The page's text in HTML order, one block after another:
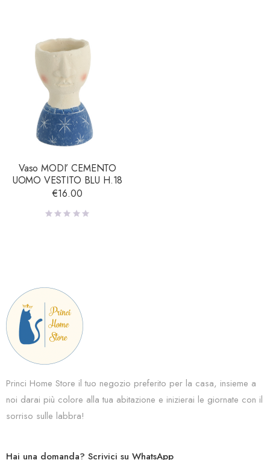
Vaso MODI’ CEMENTO
UOMO VESTITO BLU H.18
€16.00
Princi Home Store il tuo negozio preferito per la casa, insieme a
noi darai più colore alla tua abitazione e inizierai le giornate con il
sorriso sulle labbra!
Hai una domanda? Scrivici su WhatsApp